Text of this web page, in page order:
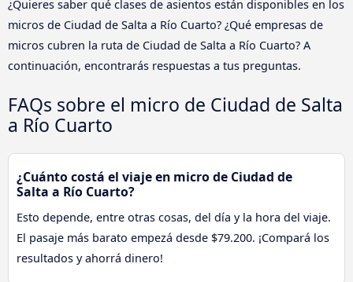
¿Quieres saber qué clases de asientos están disponibles en los
micros de Ciudad de Salta a Río Cuarto? ¿Qué empresas de
micros cubren la ruta de Ciudad de Salta a Río Cuarto? A
continuación, encontrarás respuestas a tus preguntas.
FAQs sobre el micro de Ciudad de Salta
a Río Cuarto
¿Cuánto costá el viaje en micro de Ciudad de
Salta a Río Cuarto?
Esto depende, entre otras cosas, del día y la hora del viaje.
El pasaje más barato empezá desde $79.200. ¡Compará los
resultados y ahorrá dinero!